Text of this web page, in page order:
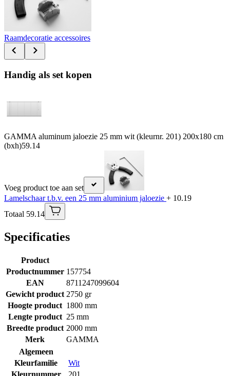
Raamdecoratie accessoires
Handig als set kopen
GAMMA aluminum jaloezie 25 mm wit (kleurnr. 201) 200x180 cm
(bxh)59.14
Voeg product toe aan set
Lamelschaar t.b.v. een 25 mm aluminium jaloezie + 10.19
Totaal 59.14
Specificaties
Product
Productnummer 157754
EAN
8711247099604
Gewicht product 2750 gr
Hoogte product 1800 mm
Lengte product 25 mm
Breedte product 2000 mm
Merk
GAMMA
Algemeen
Kleurfamilie
Wit